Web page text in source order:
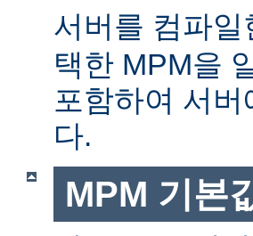
서버를 컴파일
택한 MPM을
포함하여 서
다.
MPM 기본